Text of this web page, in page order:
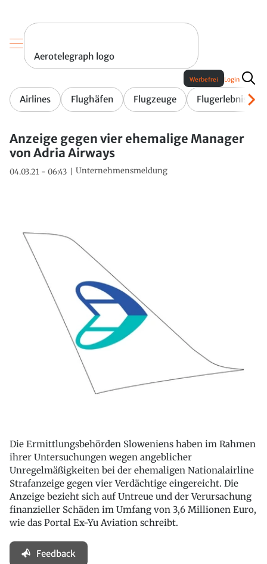
Aerotelegraph logo
Airlines Flughäfen Flugzeuge Flugerlebnis
Werbefrei Login
Anzeige gegen vier ehemalige Manager
von Adria Airways
04.03.21 - 06:43 Unternehmensmeldung
Die Ermittlungsbehörden Sloweniens haben im Rahmen
ihrer Untersuchungen wegen angeblicher
Unregelmäßigkeiten bei der ehemaligen Nationalairline
Strafanzeige gegen vier Verdächtige eingereicht. Die
Anzeige bezieht sich auf Untreue und der Verursachung
finanzieller Schäden im Umfang von 3,6 Millionen Euro,
wie das Portal Ex-Yu Aviation schreibt.
Feedback